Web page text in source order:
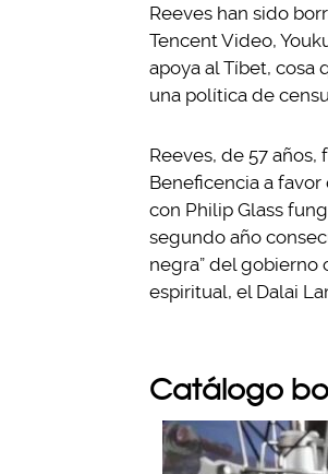
Reeves han sido
Tencent Video,
apoya al Tíbet, cosa
una política de
Reeves, de 57
Beneficencia a
con Philip Glass
segundo año
negra” del gobierno
espiritual, el Dalai
Catálogo